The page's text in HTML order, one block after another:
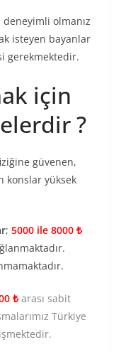
deneyimli olmanız
isteyen bayanlar
gerekmektedir.
için
?
güvenen,
konslar yüksek
; 5000 ile 8000 ₺
₺ arası sabit
Türkiye